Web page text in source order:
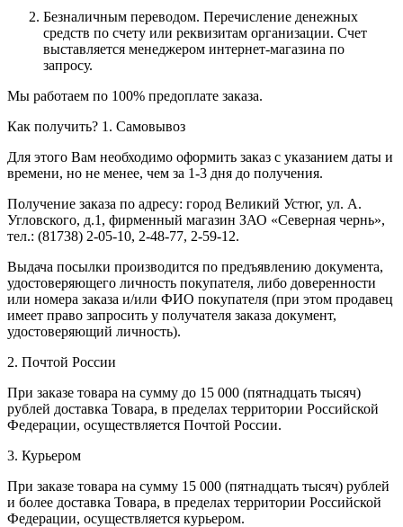
Безналичным переводом. Перечисление денежных
средств по счету или реквизитам организации. Счет
выставляется менеджером интернет-магазина по
запросу.
Мы работаем по 100% предоплате заказа.
Как получить? 1. Самовывоз
Для этого Вам необходимо оформить заказ с указанием даты и
времени, но не менее, чем за 1-3 дня до получения.
Получение заказа по адресу: город Великий Устюг, ул. А.
Угловского, д.1, фирменный магазин ЗАО «Северная чернь»,
тел.: (81738) 2-05-10, 2-48-77, 2-59-12.
Выдача посылки производится по предъявлению документа,
удостоверяющего личность покупателя, либо доверенности
или номера заказа и/или ФИО покупателя (при этом продавец
имеет право запросить у получателя заказа документ,
удостоверяющий личность).
2. Почтой России
При заказе товара на сумму до 15 000 (пятнадцать тысяч)
рублей доставка Товара, в пределах территории Российской
Федерации, осуществляется Почтой России.
3. Курьером
При заказе товара на сумму 15 000 (пятнадцать тысяч) рублей
и более доставка Товара, в пределах территории Российской
Федерации, осуществляется курьером.